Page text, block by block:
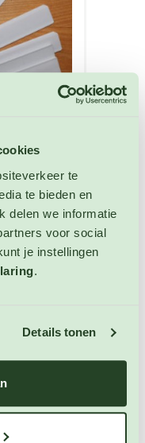
te
te bieden en
delen we informatie
voor social
je instellingen
.
Details tonen
wit
dit product